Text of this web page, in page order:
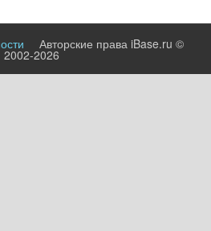
Авторские права iBase.ru ©
2002-2026